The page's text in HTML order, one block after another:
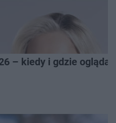
– kiedy i gdzie